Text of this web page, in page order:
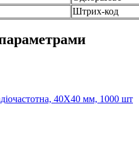
Штрих-код
40X40 мм, 1000 шт